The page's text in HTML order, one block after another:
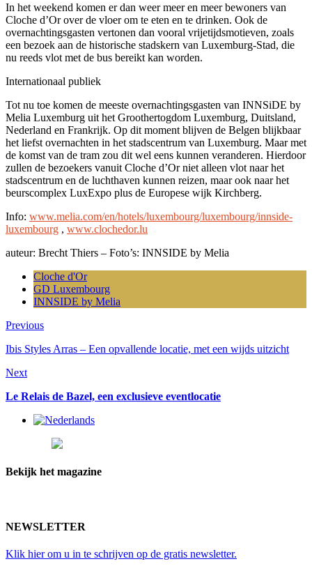
In het weekend komen er dan weer meer en meer bewoners van
Cloche d’Or over de vloer om te eten en te drinken. Ook de
overnachtingsgasten vertonen dan vooral vrijetijdsmotieven, zoals
een bezoek aan de historische stadskern van Luxemburg-Stad, die
nu reeds vlot met de bus bereikt kan worden.
Internationaal publiek
Tot nu toe komen de meeste overnachtingsgasten van INNSiDE by
Melia Luxemburg uit het Groothertogdom Luxemburg, Duitsland,
Nederland en Frankrijk. Op dit moment blijven de Belgen blijkbaar
het liefst overnachten in het stadscentrum van Luxemburg. Maar met
de komst van de tram zou dit wel eens kunnen veranderen. Hierdoor
zullen de bezoekers vanuit Cloche d’Or niet alleen vlot naar het
stadscentrum en de luchthaven kunnen reizen, maar ook naar het
beurscomplex LuxExpo plus de Europese wijk Kirchberg.
Info: www.melia.com/en/hotels/luxembourg/luxembourg/innside-
luxembourg , www.clochedor.lu
auteur: Brecht Thiers – Foto’s: INNSIDE by Melia
Cloche d'Or
GD Luxembourg
INNSIDE by Melia
Previous
Ibis Styles Arras – Een opvallende locatie, met een wijds uitzicht
Next
Le Relais de Bazel, een exclusieve eventlocatie
Bekijk het magazine
NEWSLETTER
Klik hierom u in te schrijven op de gratis newsletter.